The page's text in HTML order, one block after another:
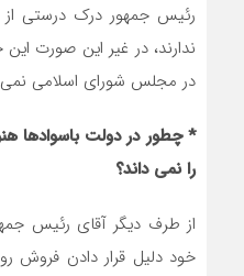
رئیس جمهور درک درستی از
ندارند، در غیر این صورت
در مجلس شورای اسلامی
* چطور در دولت باسواد‌ها
را نمی داند؟
از طرف دیگر آقای رئیس